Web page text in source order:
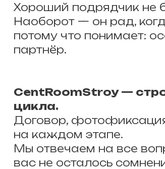
Хороший подрядчик не
Наоборот — он рад,
потому что понимает:
партнёр.
CentRoomStroy —
цикла.
Договор,
на каждом этапе.
Мы отвечаем на все
вас не осталось